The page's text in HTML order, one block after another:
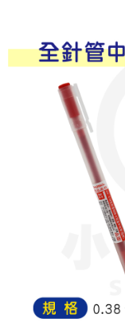
５．嚴禁一人註冊多個
恩沛科技股份有限公司